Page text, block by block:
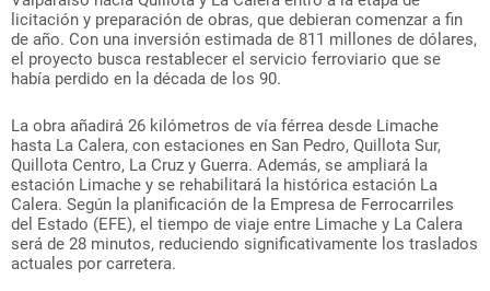
licitación y preparación de obras, que debieran comenzar a fin
de año. Con una inversión estimada de 811 millones de dólares,
el proyecto busca restablecer el servicio ferroviario que se
había perdido en la década de los 90.
La obra añadirá 26 kilómetros de vía férrea desde Limache
hasta La Calera, con estaciones en San Pedro, Quillota Sur,
Quillota Centro, La Cruz y Guerra. Además, se ampliará la
estación Limache y se rehabilitará la histórica estación La
Calera. Según la planificación de la Empresa de Ferrocarriles
del Estado (EFE), el tiempo de viaje entre Limache y La Calera
será de 28 minutos, reduciendo significativamente los traslados
actuales por carretera.